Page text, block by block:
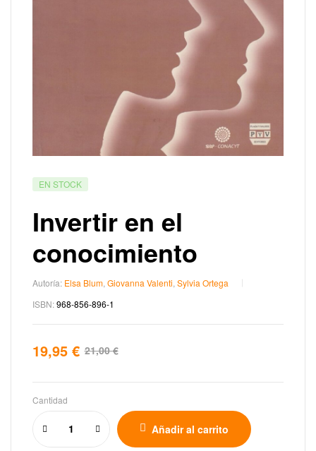
EN STOCK
Invertir en el
conocimiento
Autoría: Elsa Blum Giovanna Valenti Sylvia Ortega
ISBN:968-856-896-1
21,00€
19,95 €
Cantidad
Añadir al carrito